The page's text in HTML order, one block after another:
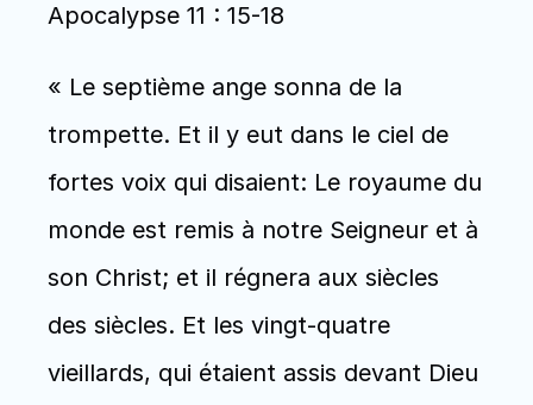
Apocalypse 11 : 15-18
« Le septième ange sonna de la
trompette. Et il y eut dans le ciel de
fortes voix qui disaient: Le royaume du
monde est remis à notre Seigneur et à
son Christ; et il régnera aux siècles
des siècles. Et les vingt-quatre
vieillards, qui étaient assis devant Dieu